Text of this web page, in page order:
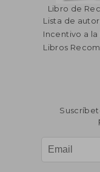
45%
dcto. $
Libro de
Lista de
Incentivo a la
Libros